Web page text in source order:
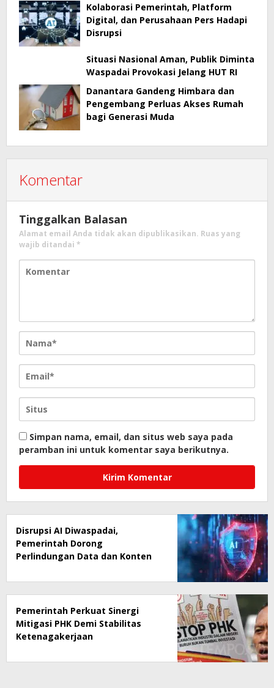
Kolaborasi Pemerintah, Platform
Digital, dan Perusahaan Pers Hadapi
Disrupsi
Situasi Nasional Aman, Publik Diminta
Waspadai Provokasi Jelang HUT RI
Danantara Gandeng Himbara dan
Pengembang Perluas Akses Rumah
bagi Generasi Muda
Komentar
Tinggalkan Balasan
Alamat email Anda tidak akan dipublikasikan. Ruas yang
wajib ditandai *
Simpan nama, email, dan situs web saya pada
peramban ini untuk komentar saya berikutnya.
Disrupsi AI Diwaspadai,
Pemerintah Dorong
Perlindungan Data dan Konten
Pemerintah Perkuat Sinergi
Mitigasi PHK Demi Stabilitas
Ketenagakerjaan